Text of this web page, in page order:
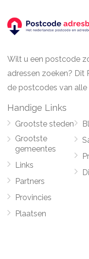
Wilt u een postcode
adressen zoeken?
de postcodes van
Handige Links
Grootste steden
Grootste
gemeentes
Links
Partners
Provincies
Plaatsen